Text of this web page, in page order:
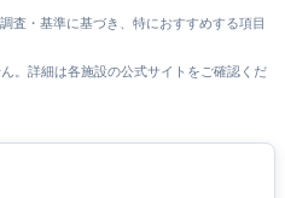
査・基準に基づき、特におすすめする項目
。詳細は各施設の公式サイトをご確認くだ